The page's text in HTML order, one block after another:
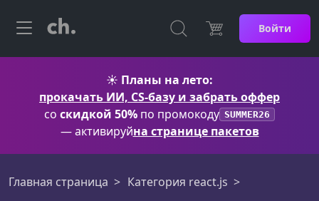
Войти
☀️ Планы на лето:
прокачать ИИ, CS-базу и забрать оффер
со скидкой 50% по промокоду SUMMER26
— активируйна странице пакетов
Главная страница
Категория react.js